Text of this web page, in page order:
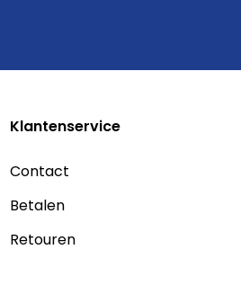
Klantenservice
Contact
Betalen
Retouren